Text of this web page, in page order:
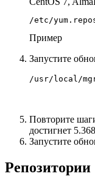
/etc/
Пример
Запустите
/usr/local/
Повторите
достигнет
Запустите
Репозитории